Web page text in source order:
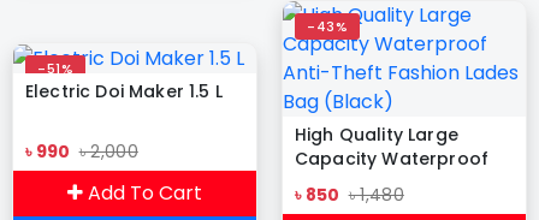
-51%
Electric Doi Maker 1.5 L
৳ 990 ৳ 2,000
Add To Cart
-43%
High Quality Large
Capacity Waterproof
Anti-Theft Fashion
Lades Bag (Black)
৳ 850 ৳ 1,480